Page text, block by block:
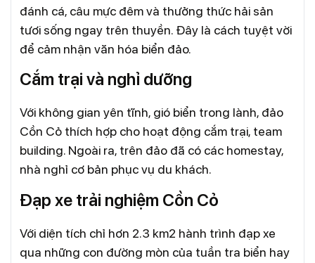
đánh cá, câu mực đêm và thưởng thức hải sản
tươi sống ngay trên thuyền. Đây là cách tuyệt vời
để cảm nhận văn hóa biển đảo.
Cắm trại và nghỉ dưỡng
Với không gian yên tĩnh, gió biển trong lành, đảo
Cồn Cỏ thích hợp cho hoạt động cắm trại, team
building. Ngoài ra, trên đảo đã có các homestay,
nhà nghỉ cơ bản phục vụ du khách.
Đạp xe trải nghiệm Cồn Cỏ
Với diện tích chỉ hơn 2.3 km2 hành trình đạp xe
qua những con đường mòn của tuần tra biển hay